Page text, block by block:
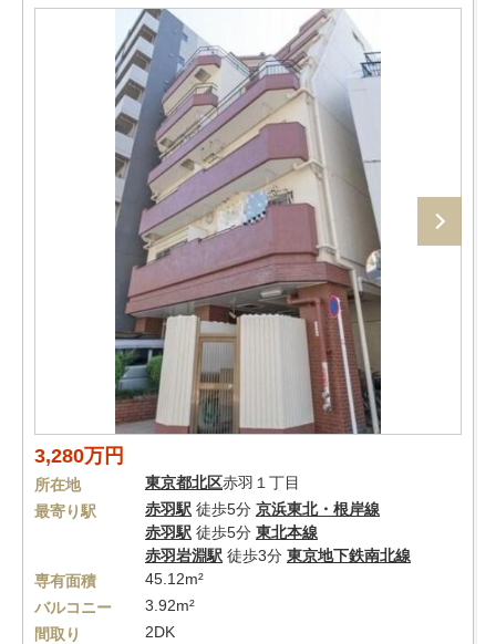
3,280万円
所在地 東京都北区赤羽１丁目
最寄り駅
赤羽駅 徒歩5分 京浜東北・根岸線
赤羽駅 徒歩5分 東北本線
赤羽岩淵駅 徒歩3分 東京地下鉄南北線
専有面積
45.12m²
バルコニー
3.92m²
間取り
2DK